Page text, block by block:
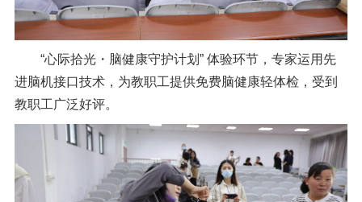
“心际拾光・脑健康守护计划” 体验环节，专家运用先
进脑机接口技术，为教职工提供免费脑健康轻体检，受到
教职工广泛好评。